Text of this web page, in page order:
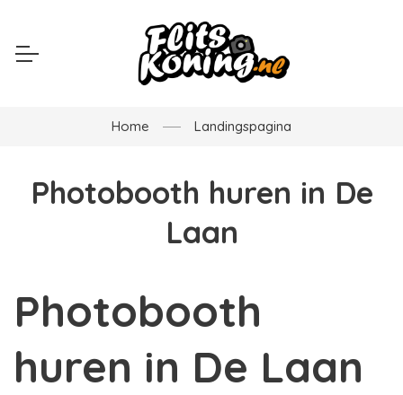
Home Landingspagina
Photobooth huren in De
Laan
Photobooth
huren in De Laan